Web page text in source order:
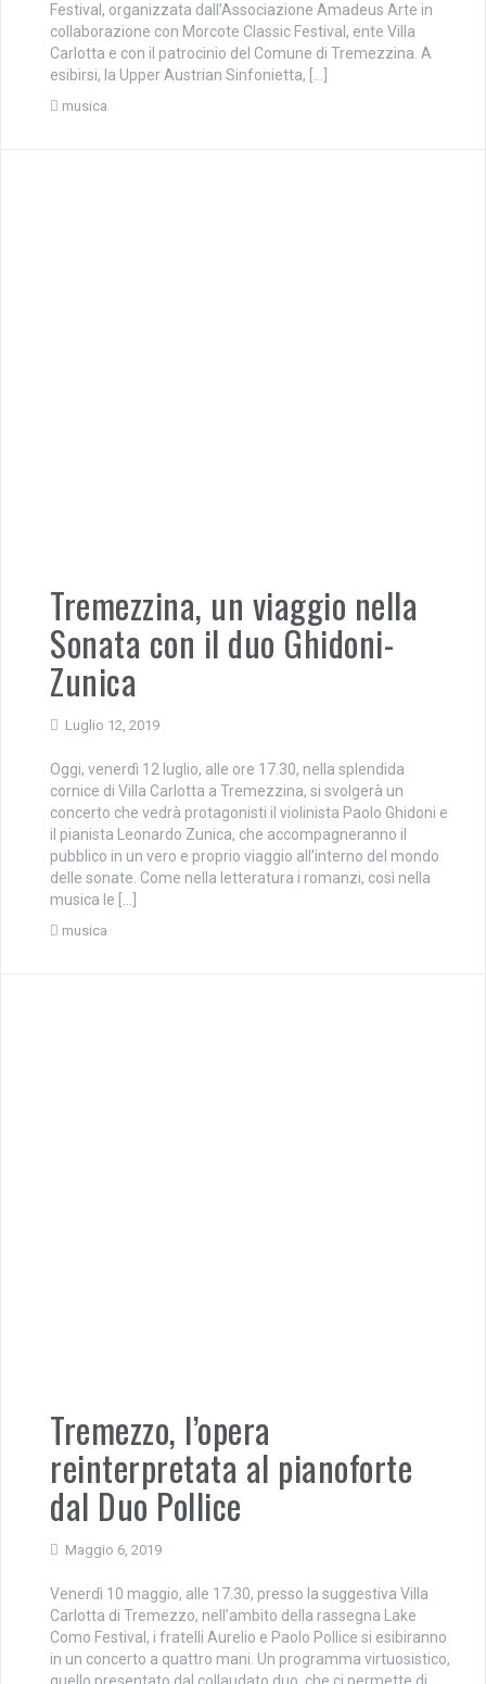
Festival, organizzata dall’Associazione Amadeus Arte in
collaborazione con Morcote Classic Festival, ente Villa
Carlotta e con il patrocinio del Comune di Tremezzina. A
esibirsi, la Upper Austrian Sinfonietta, […]
musica
Tremezzina, un viaggio nella
Sonata con il duo Ghidoni-
Zunica
Luglio 12, 2019
Oggi, venerdì 12 luglio, alle ore 17.30, nella splendida
cornice di Villa Carlotta a Tremezzina, si svolgerà un
concerto che vedrà protagonisti il violinista Paolo Ghidoni e
il pianista Leonardo Zunica, che accompagneranno il
pubblico in un vero e proprio viaggio all’interno del mondo
delle sonate. Come nella letteratura i romanzi, così nella
musica le […]
musica
Tremezzo, l’opera
reinterpretata al pianoforte
dal Duo Pollice
Maggio 6, 2019
Venerdì 10 maggio, alle 17.30, presso la suggestiva Villa
Carlotta di Tremezzo, nell’ambito della rassegna Lake
Como Festival, i fratelli Aurelio e Paolo Pollice si esibiranno
in un concerto a quattro mani. Un programma virtuosistico,